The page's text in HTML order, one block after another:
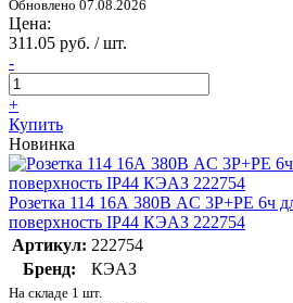
Обновлено 07.08.2026
Цена:
311.05 руб. / шт.
-
+
Купить
Новинка
Розетка 114 16А 380В AC 3P+PE 6ч
поверхность IP44 КЭАЗ 222754
Артикул: 222754
Бренд:
КЭАЗ
На складе 1 шт.